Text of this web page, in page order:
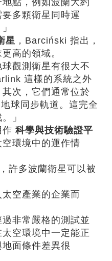
多顆衛星同時運
星 ，Barciński 指出，
高的領域。
觀測衛星有很大不
這樣的系統之外
次，它們通常位於
球同步軌道。這完全
」
作 科學與技術驗證平
空環境中的運作情
許多波蘭衛星可以被
空產業的企業而
過非常嚴格的測試並
空環境中一定能正
面條件差異很